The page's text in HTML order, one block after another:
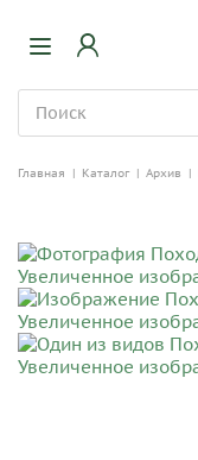
Главная | Каталог | Архив |